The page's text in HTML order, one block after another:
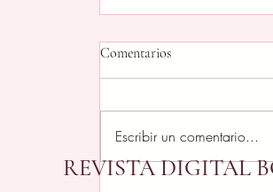
Comentarios
Escribir un comentario...
REVISTA DIGITAL